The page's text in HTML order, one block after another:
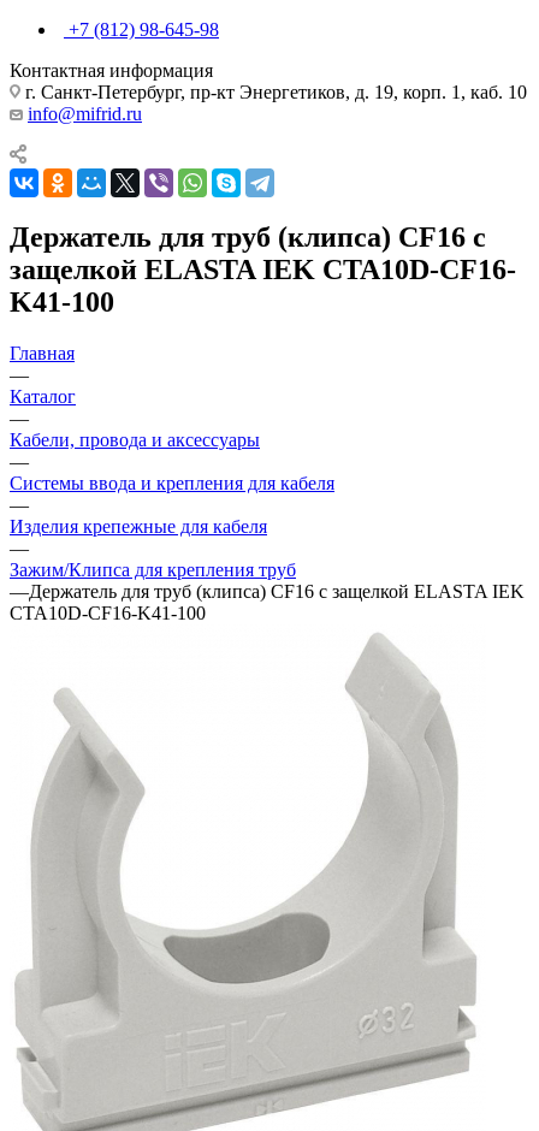
+7 (812) 98-645-98
Контактная информация
г. Санкт-Петербург, пр-кт Энергетиков, д. 19, корп. 1, каб. 10
info@mifrid.ru
Держатель для труб (клипса) CF16 с
защелкой ELASTA IEK CTA10D-CF16-
K41-100
Главная
—
Каталог
—
Кабели, провода и аксессуары
—
Системы ввода и крепления для кабеля
—
Изделия крепежные для кабеля
—
Зажим/Клипса для крепления труб
—Держатель для труб (клипса) CF16 с защелкой ELASTA IEK
CTA10D-CF16-K41-100